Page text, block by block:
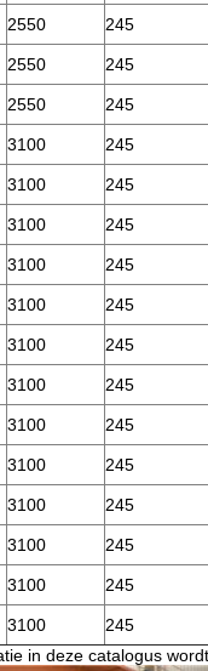
2550 245
2550 245
2550 245
3100 245
3100 245
3100 245
3100 245
3100 245
3100 245
3100 245
3100 245
3100 245
3100 245
3100 245
3100 245
3100 245
in deze catalogus